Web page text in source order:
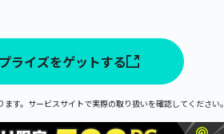
ライズをゲットする
す。サービスサイトで実際の取り扱いを確認してください。